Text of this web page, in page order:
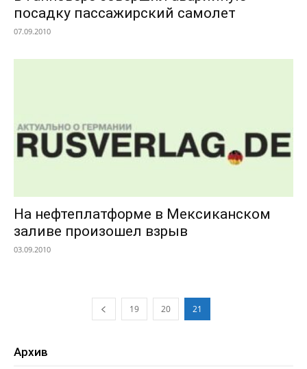
посадку пассажирский самолет
07.09.2010
На нефтеплатформе в Мексиканском
заливе произошел взрыв
03.09.2010
19 20 21
Архив